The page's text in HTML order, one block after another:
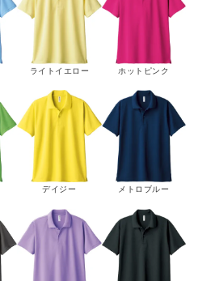
ライトイエロー ホットピンク
デイジー メトロブルー